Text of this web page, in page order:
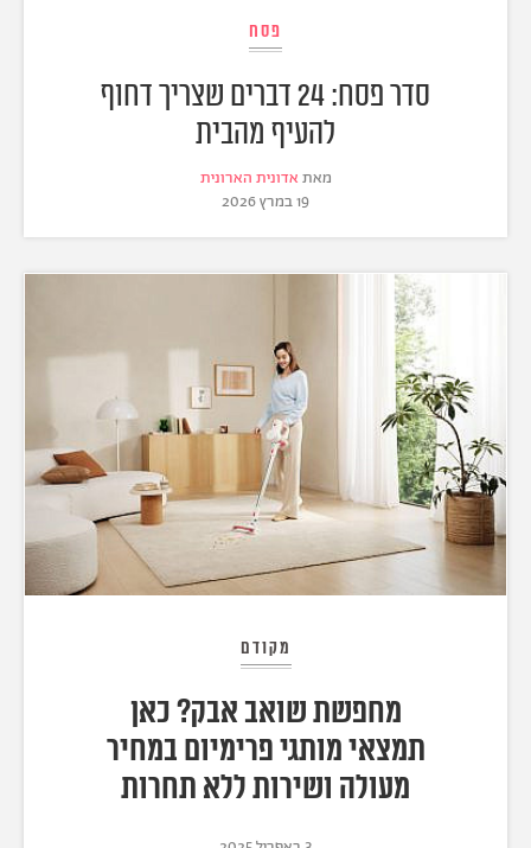
פסח
סדר פסח: 24 דברים שצריך דחוף
להעיף מהבית
מאת אדונית הארונית
19 במרץ 2026
מקודם
מחפשת שואב אבק? כאן
תמצאי מותגי פרימיום במחיר
מעולה ושירות ללא תחרות